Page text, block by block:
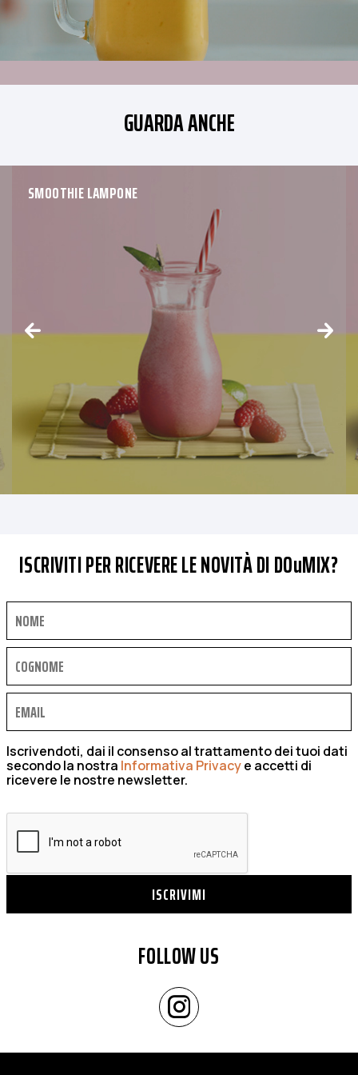
GUARDA ANCHE
SMOOTHIE LAMPONE
ISCRIVITI PER RICEVERE LE NOVITÀ DI DOuMIX?
Iscrivendoti, dai il consenso al trattamento dei tuoi dati
secondo la nostra Informativa Privacye accetti di
ricevere le nostre newsletter.
ISCRIVIMI
FOLLOW US